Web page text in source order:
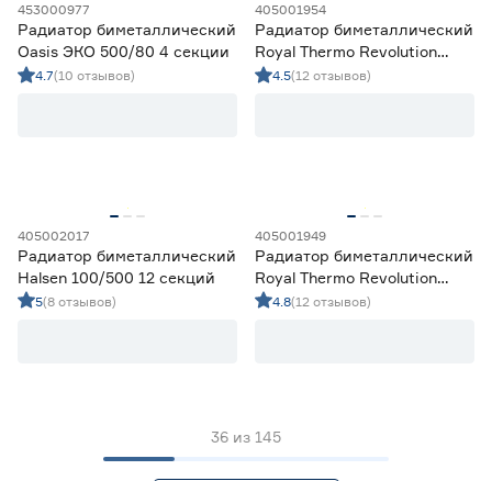
453000977
Радиатор биметаллический
Oasis ЭКО 500/80 4 секции
4.7(10 отзывов)
405001954
Радиатор биметаллический
Royal Thermo Revolution
Bimetall 80/500 12 секций
4.5(12 отзывов)
405002017
Радиатор биметаллический
Halsen 100/500 12 секций
5(8 отзывов)
405001949
Радиатор биметаллический
Royal Thermo Revolution
Bimetall 80/500 6 секций
4.8(12 отзывов)
36 из 145